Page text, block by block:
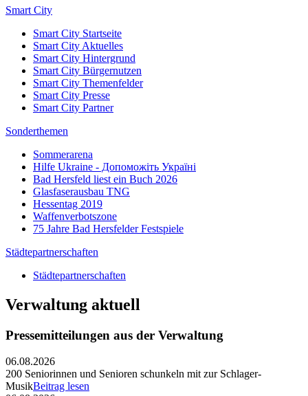
Smart City
Smart City Startseite
Smart City Aktuelles
Smart City Hintergrund
Smart City Bürgernutzen
Smart City Themenfelder
Smart City Presse
Smart City Partner
Sonderthemen
Sommerarena
Hilfe Ukraine - Допоможіть Україні
Bad Hersfeld liest ein Buch 2026
Glasfaserausbau TNG
Hessentag 2019
Waffenverbotszone
75 Jahre Bad Hersfelder Festspiele
Städtepartnerschaften
Städtepartnerschaften
Verwaltung aktuell
Pressemitteilungen aus der Verwaltung
06.08.2026
200 Seniorinnen und Senioren schunkeln mit zur Schlager-
MusikBeitrag lesen